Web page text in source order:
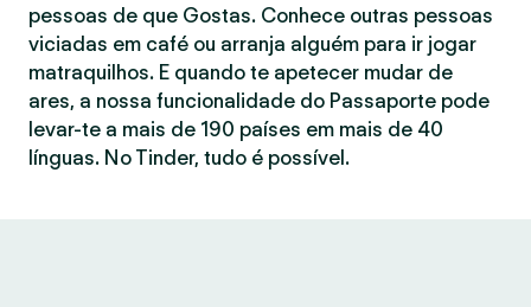
pessoas de que Gostas. Conhece outras pessoas
viciadas em café ou arranja alguém para ir jogar
matraquilhos. E quando te apetecer mudar de
ares, a nossa funcionalidade do Passaporte pode
levar-te a mais de 190 países em mais de 40
línguas. No Tinder, tudo é possível.